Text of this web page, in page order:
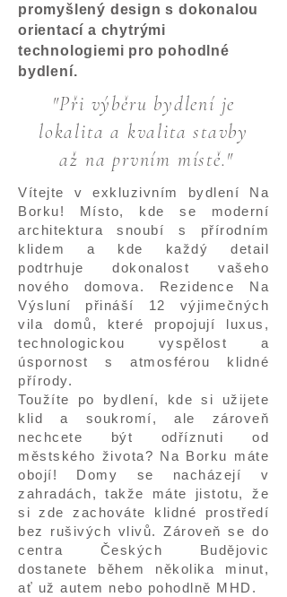
promyšlený design s dokonalou
orientací a chytrými
technologiemi pro pohodlné
bydlení.
"Při výběru bydlení je
lokalita a kvalita stavby
až na prvním místě."
Vítejte v exkluzivním bydlení Na
Borku! Místo, kde se moderní
architektura snoubí s přírodním
klidem a kde každý detail
podtrhuje dokonalost vašeho
nového domova. Rezidence Na
Výsluní přináší 12 výjimečných
vila domů, které propojují luxus,
technologickou vyspělost a
úspornost s atmosférou klidné
přírody.
Toužíte po bydlení, kde si užijete
klid a soukromí, ale zároveň
nechcete být odříznuti od
městského života? Na Borku máte
obojí! Domy se nacházejí v
zahradách, takže máte jistotu, že
si zde zachováte klidné prostředí
bez rušivých vlivů. Zároveň se do
centra Českých Budějovic
dostanete během několika minut,
ať už autem nebo pohodlně MHD.